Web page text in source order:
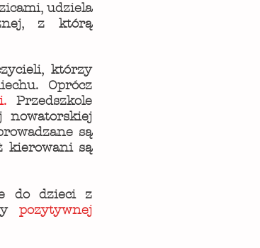
udziela
z którą
którzy
Oprócz
Przedszkole
są
kierowani są
do dzieci z
pozytywnej